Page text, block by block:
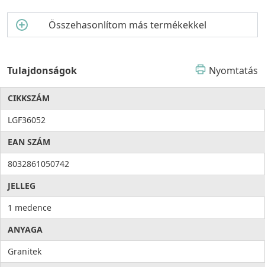
Higiénia: az anyag összetételéből adódóan meggátolja a
mikroorganizmusok kifejlődését, valamint elősegíti a
baktériumok eltávolítását, ezzel higiéniát és tisztaságot hoz a
Összehasonlítom más termékekkel
Tulajdonságok Nyomtatás
CIKKSZÁM
LGF36052
EAN SZÁM
8032861050742
JELLEG
1 medence
ANYAGA
Granitek